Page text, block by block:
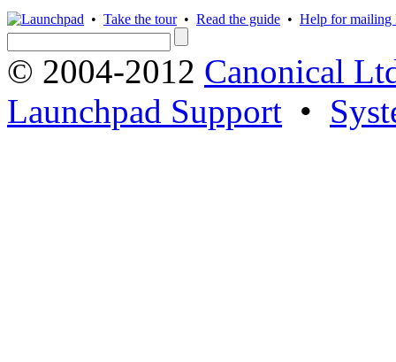
• Take the tour• Read the guide • Help for mailing
© 2004-2012 Canonical
Launchpad Support •